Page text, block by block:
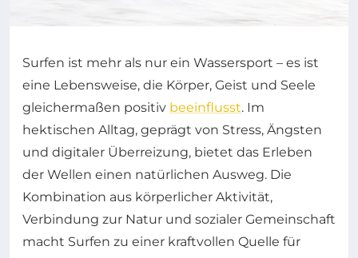
Surfen ist mehr als nur ein Wassersport – es ist
eine Lebensweise, die Körper, Geist und Seele
gleichermaßen positiv beeinflusst. Im
hektischen Alltag, geprägt von Stress, Ängsten
und digitaler Überreizung, bietet das Erleben
der Wellen einen natürlichen Ausweg. Die
Kombination aus körperlicher Aktivität,
Verbindung zur Natur und sozialer Gemeinschaft
macht Surfen zu einer kraftvollen Quelle für